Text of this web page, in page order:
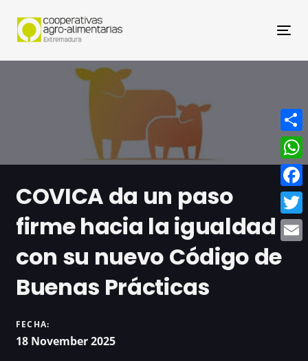
COVICA da un paso
firme hacia la igualdad
con su nuevo Código de
Buenas Prácticas
FECHA:
18 November 2025
Email